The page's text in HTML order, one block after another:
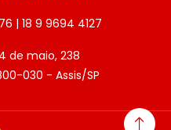
| 18 9 9694 4127
de maio, 238
030 - Assis/SP